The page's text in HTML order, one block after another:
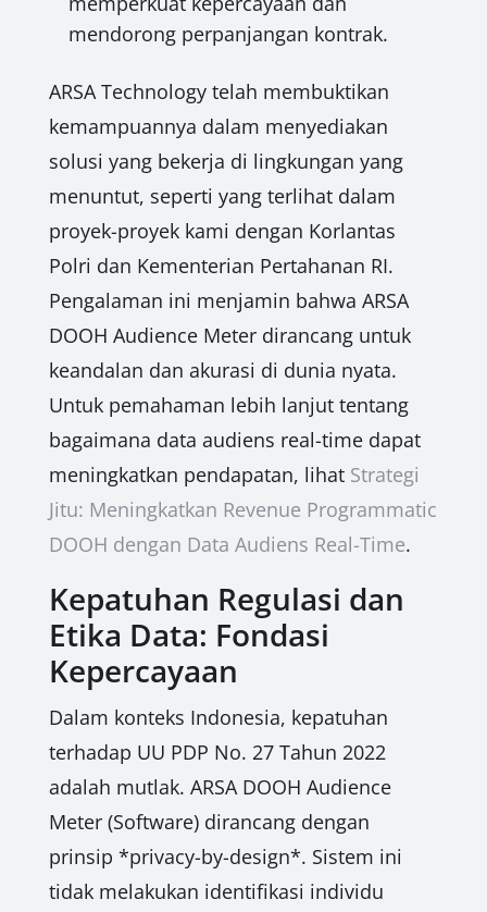
mendorong perpanjangan kontrak.
ARSA Technology telah membuktikan
kemampuannya dalam menyediakan
solusi yang bekerja di lingkungan yang
menuntut, seperti yang terlihat dalam
proyek-proyek kami dengan Korlantas
Polri dan Kementerian Pertahanan RI.
Pengalaman ini menjamin bahwa ARSA
DOOH Audience Meter dirancang untuk
keandalan dan akurasi di dunia nyata.
Untuk pemahaman lebih lanjut tentang
bagaimana data audiens real-time dapat
meningkatkan pendapatan, lihat Strategi
Jitu: Meningkatkan Revenue Programmatic
DOOH dengan Data Audiens Real-Time.
Kepatuhan Regulasi dan
Etika Data: Fondasi
Kepercayaan
Dalam konteks Indonesia, kepatuhan
terhadap UU PDP No. 27 Tahun 2022
adalah mutlak. ARSA DOOH Audience
Meter (Software) dirancang dengan
prinsip *privacy-by-design*. Sistem ini
tidak melakukan identifikasi individu